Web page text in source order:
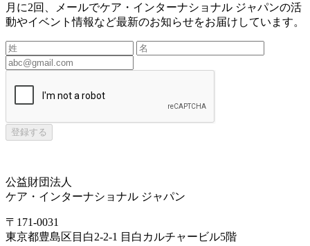
月に2回、メールでケア・インターナショナル ジャパンの活
動やイベント情報など最新のお知らせをお届けしています。
登録する
公益財団法人
ケア・インターナショナル ジャパン
〒171-0031
東京都豊島区目白2-2-1 目白カルチャービル5階